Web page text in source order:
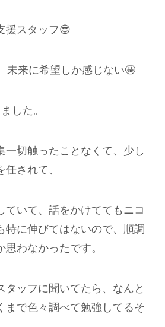
援スタッフ😎
未来に希望しか感じない🤩
した。
一切触ったことなくて、少し
されて、
ていて、話をかけててもニコ
特に伸びてはないので、順調
わなかったです。
タッフに聞いてたら、なんと
まで色々調べて勉強してるそ